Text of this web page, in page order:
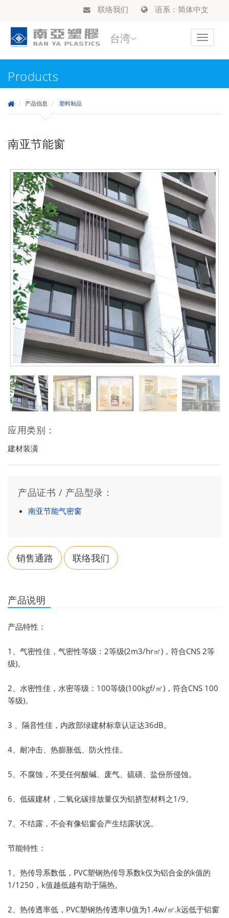
联络我们 语系：简体中文
Toggle
台湾
Products
产品信息 塑料制品
南亚节能窗
应用类别：
建材装潢
产品证书 / 产品型录：
南亚节能气密窗
销售通路 联络我们
产品说明
产品特性：
1、气密性佳，气密性等级：2等级(2m3/hr㎡)，符合CNS 2等
级)。
2、水密性佳，水密等级：100等级(100kgf/㎡)，符合CNS 100
等级)。
3 、隔音性佳，内政部绿建材标章认证达36dB。
4、耐冲击、热膨胀低、防火性佳。
5、不腐蚀，不受任何酸碱、废气、硫磺、盐份所侵蚀。
6、低碳建材，二氧化碳排放量仅为铝挤型材料之1/9。
7、不结露，不会有像铝窗会产生结露状况。
节能特性：
1、热传导系数低，PVC塑钢热传导系数k仅为铝合金的k值的
1/1250，k值越低越有助于隔热。
2、热传透率低，PVC塑钢热传透率U值为1.4w/㎡.k远低于铝窗